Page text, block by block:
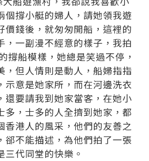
個撐小艇的婦人，請她領我遊
價錢後，就匆匆開船，這裡的
，一副漫不經意的樣子，我拍
撐船模樣，她總是笑過不停，
，但人情則是動人，船婦指指
示意是她家所，而在河邊洗衣
還要請我到她家當客，在她小
多，士多的人全擠到她家，都
香港人的風采，他們的友善之
郤不能描述，為他們拍了一張
三代同堂的快樂。